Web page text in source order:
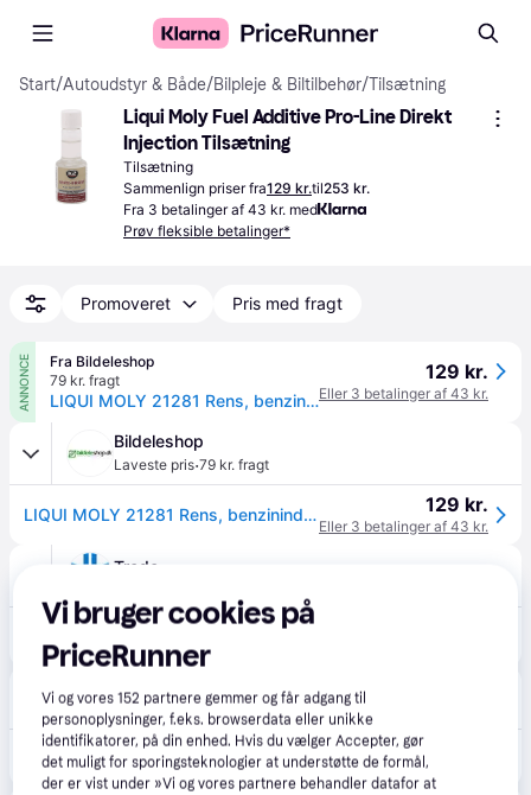
Start/Autoudstyr & Både/Bilpleje & Biltilbehør/Tilsætning
Liqui Moly Fuel Additive Pro-Line Direkt
Injection Tilsætning
Tilsætning
Sammenlign priser fra129 kr.til253 kr.
Fra 3 betalinger af 43 kr. med
Prøv fleksible betalinger*
Promoveret Pris med fragt
ANNONCE
Fra Bildeleshop
79 kr. fragt
LIQUI MOLY 21281 Rens, benzinindsprøjtningssystem Pro-Line Direkt Injection Reiniger Inhalt: 120ml, Benzin, Metalcontainer
129 kr.
Eller 3 betalinger af 43 kr.
Bildeleshop
Laveste pris·79 kr. fragt
LIQUI MOLY 21281 Rens, benzinindsprøjtningssystem Pro-Line Direkt Injection Reiniger Inhalt: 120ml, Benzin, Metalcontainer 129 kr.
Eller 3 betalinger af 43 kr.
Trodo
bildeleekspert.dk
79 kr. fragt
LIQUI MOLY 21281 Rens, benzinindsprøjtningssystem Pro-Line Direkt Injection Reiniger
Vi bruger cookies på
PriceRunner
Vi og vores152 partnere gemmer og får adgang til
personoplysninger, f.eks. browserdata eller unikke
identifikatorer, på din enhed. Hvis du vælger Accepter, gør
det muligt for sporingsteknologier at understøtte de formål,
der er vist under »Vi og vores partnere behandler datafor at